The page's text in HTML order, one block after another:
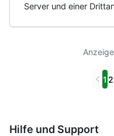
Server und einer
1 2
Hilfe und Support